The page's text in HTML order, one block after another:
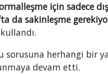
için sadece
da sakinleşme
sorusuna herhangi bir
devam etti.